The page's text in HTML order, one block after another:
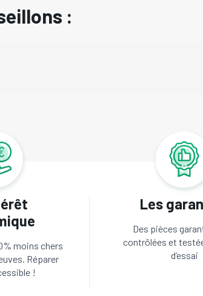
:
moins chers
Réparer
!
Les
Des pièces
contrôlées et
d’essai